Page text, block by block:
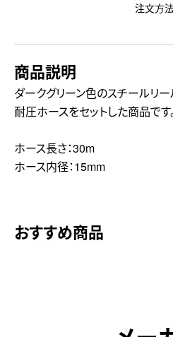
注文方
商品説明
ダークグリーン色のスチールリ
耐圧ホースをセットした商品です
ホース長さ：30m
ホース内径：15mm
おすすめ商品